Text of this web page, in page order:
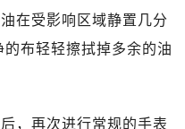
在受影响区域静置几分
布轻轻擦拭掉多余的油
，再次进行常规的手表